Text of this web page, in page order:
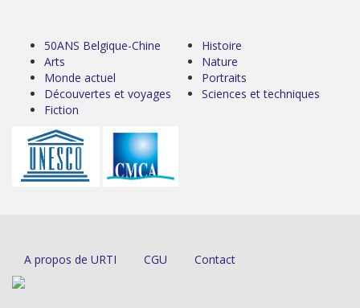
50ANS Belgique-Chine
Arts
Monde actuel
Découvertes et voyages
Fiction
Histoire
Nature
Portraits
Sciences et techniques
A propos de URTI CGU Contact